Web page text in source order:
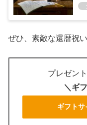
ぜひ、素敵な還暦祝
プレゼン
＼ギ
ギフトサ